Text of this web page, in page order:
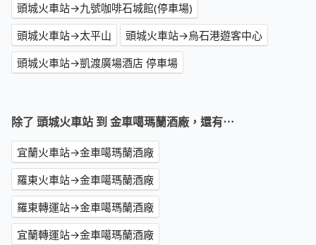
頭城火車站→九號咖啡石城館(停車場)
頭城火車站→太平山
頭城火車站→烏石港遊客中心
頭城火車站→凱渡廣場酒店 停車場
除了 頭城火車站 到 金車噶瑪蘭酒廠，還有⋯
宜蘭火車站→金車噶瑪蘭酒廠
羅東火車站→金車噶瑪蘭酒廠
羅東轉運站→金車噶瑪蘭酒廠
宜蘭轉運站→金車噶瑪蘭酒廠